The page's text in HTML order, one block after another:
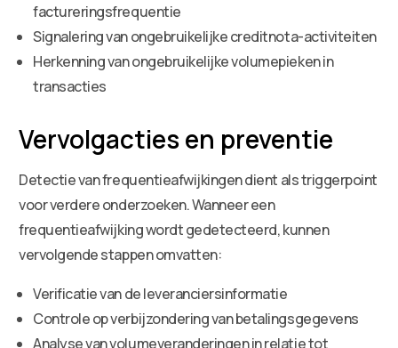
factureringsfrequentie
Signalering van ongebruikelijke creditnota-activiteiten
Herkenning van ongebruikelijke volumepieken in
transacties
Vervolgacties en preventie
Detectie van frequentieafwijkingen dient als triggerpoint
voor verdere onderzoeken. Wanneer een
frequentieafwijking wordt gedetecteerd, kunnen
vervolgende stappen omvatten:
Verificatie van de leveranciersinformatie
Controle op verbijzondering van betalingsgegevens
Analyse van volumeveranderingen in relatie tot